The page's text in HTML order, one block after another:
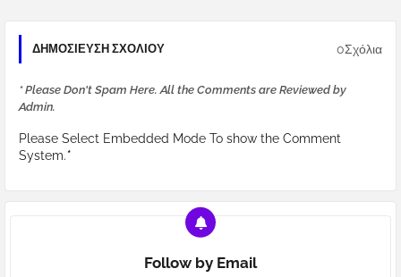
ΔΗΜΟΣΊΕΥΣΗ ΣΧΟΛΊΟΥ 0Σχόλια
* Please Don't Spam Here. All the Comments are Reviewed by
Admin.
Please Select Embedded Mode To show the Comment
System.*
Follow by Email